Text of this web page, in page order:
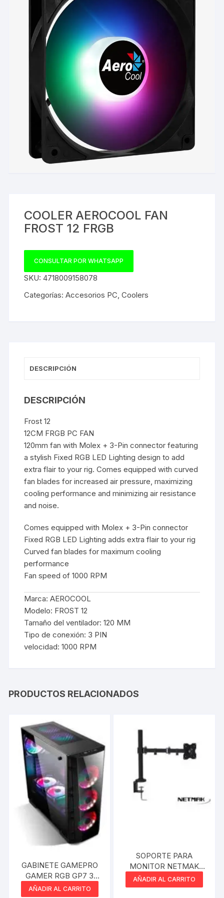
COOLER AEROCOOL FAN
FROST 12 FRGB
CONSULTAR POR WHATSAPP
SKU:4718009158078
Categorías:Accesorios PC ,Coolers
DESCRIPCIÓN
DESCRIPCIÓN
Frost 12
12CM FRGB PC FAN
120mm fan with Molex + 3-Pin connector featuring
a stylish Fixed RGB LED Lighting design to add
extra flair to your rig. Comes equipped with curved
fan blades for increased air pressure, maximizing
cooling performance and minimizing air resistance
and noise.
Comes equipped with Molex + 3-Pin connector
Fixed RGB LED Lighting adds extra flair to your rig
Curved fan blades for maximum cooling
performance
Fan speed of 1000 RPM
Marca:AEROCOOL
Modelo: FROST 12
Tamaño del ventilador:120 MM
Tipo de conexión: 3 PIN
velocidad:1000 RPM
PRODUCTOS RELACIONADOS
GABINETE GAMEPRO
GAMER RGB GP7 3
COOLER 120MM VIDRIO
AÑADIR AL CARRITO
SOPORTE PARA
MONITOR NETMAK
BRAZO 10″ A 30″
AÑADIR AL CARRITO